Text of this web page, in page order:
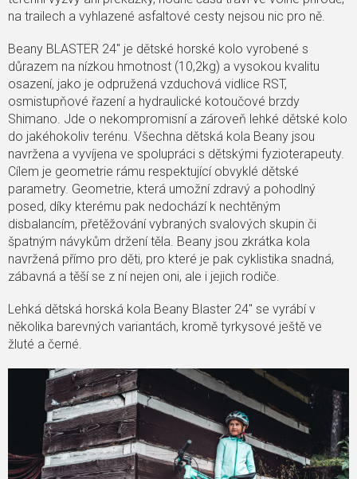
na trailech a vyhlazené asfaltové cesty nejsou nic pro ně.
Beany BLASTER 24" je dětské horské kolo vyrobené s
důrazem na nízkou hmotnost (10,2kg) a vysokou kvalitu
osazení, jako je odpružená vzduchová vidlice RST,
osmistupňové řazení a hydraulické kotoučové brzdy
Shimano. Jde o nekompromisní a zároveň lehké dětské kolo
do jakéhokoliv terénu. Všechna dětská kola Beany jsou
navržena a vyvíjena ve spolupráci s dětskými fyzioterapeuty.
Cílem je geometrie rámu respektující obvyklé dětské
parametry. Geometrie, která umožní zdravý a pohodlný
posed, díky kterému pak nedochází k nechtěným
disbalancím, přetěžování vybraných svalových skupin či
špatným návykům držení těla. Beany jsou zkrátka kola
navržená přímo pro děti, pro které je pak cyklistika snadná,
zábavná a těší se z ní nejen oni, ale i jejich rodiče.
Lehká dětská horská kola Beany Blaster 24" se vyrábí v
několika barevných variantách, kromě tyrkysové ještě ve
žluté a černé.